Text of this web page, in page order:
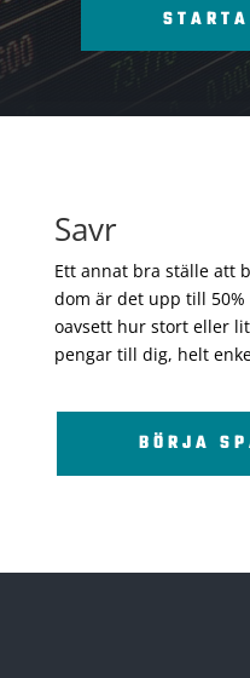
Savr
Ett annat bra ställe att
dom är det upp till
oavsett hur stort eller
pengar till dig, helt
BÖRJA